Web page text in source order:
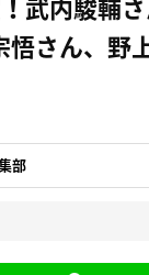
武内駿輔
悟さん、野
部